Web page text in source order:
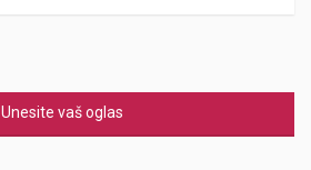
Unesite vaš oglas